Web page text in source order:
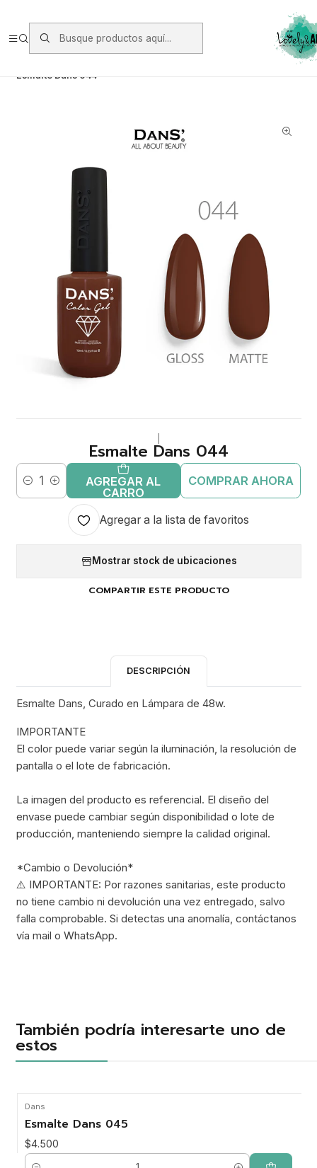
https://www.starken.cl/
Esmalte Dans 044
Esmalte Dans 044
Cantidad
AGREGAR AL
CARRO
COMPRAR AHORA
Agregar a la lista de favoritos
Mostrar stock de ubicaciones
COMPARTIR ESTE PRODUCTO
DESCRIPCIÓN
Esmalte Dans, Curado en Lámpara de 48w.
IMPORTANTE
El color puede variar según la iluminación, la resolución de
pantalla o el lote de fabricación.
La imagen del producto es referencial. El diseño del
envase puede cambiar según disponibilidad o lote de
producción, manteniendo siempre la calidad original.
*Cambio o Devolución*
⚠️ IMPORTANTE: Por razones sanitarias, este producto
no tiene cambio ni devolución una vez entregado, salvo
falla comprobable. Si detectas una anomalía, contáctanos
vía mail o WhatsApp.
También podría interesarte uno de
estos
Dans
Esmalte Dans 045
$4.500